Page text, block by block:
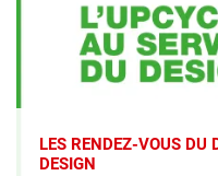
LES RENDEZ-VOUS DU
DESIGN